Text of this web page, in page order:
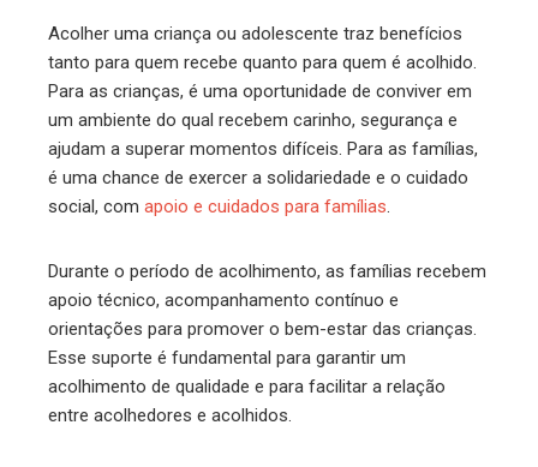
Acolher uma criança ou adolescente traz benefícios
tanto para quem recebe quanto para quem é acolhido.
Para as crianças, é uma oportunidade de conviver em
um ambiente do qual recebem carinho, segurança e
ajudam a superar momentos difíceis. Para as famílias,
é uma chance de exercer a solidariedade e o cuidado
social, com apoio e cuidados para famílias.
Durante o período de acolhimento, as famílias recebem
apoio técnico, acompanhamento contínuo e
orientações para promover o bem-estar das crianças.
Esse suporte é fundamental para garantir um
acolhimento de qualidade e para facilitar a relação
entre acolhedores e acolhidos.